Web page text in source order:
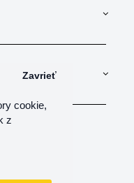
cookie,
z
Zavrieť